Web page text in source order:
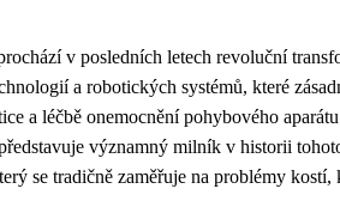
v posledních letech revoluční
a robotických systémů, které
a léčbě onemocnění pohybového
významný milník v historii
se tradičně zaměřuje na problémy kostí,